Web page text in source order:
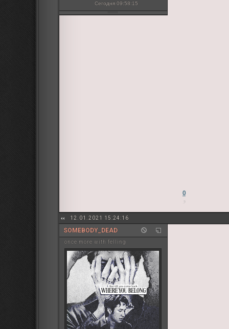
Сегодня 09:58:15
0
12.01.2021 15:24:16
SOMEBODY_DEAD
once more with felling